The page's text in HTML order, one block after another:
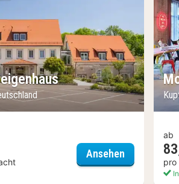
Ansehen Landhotel
ab
pro